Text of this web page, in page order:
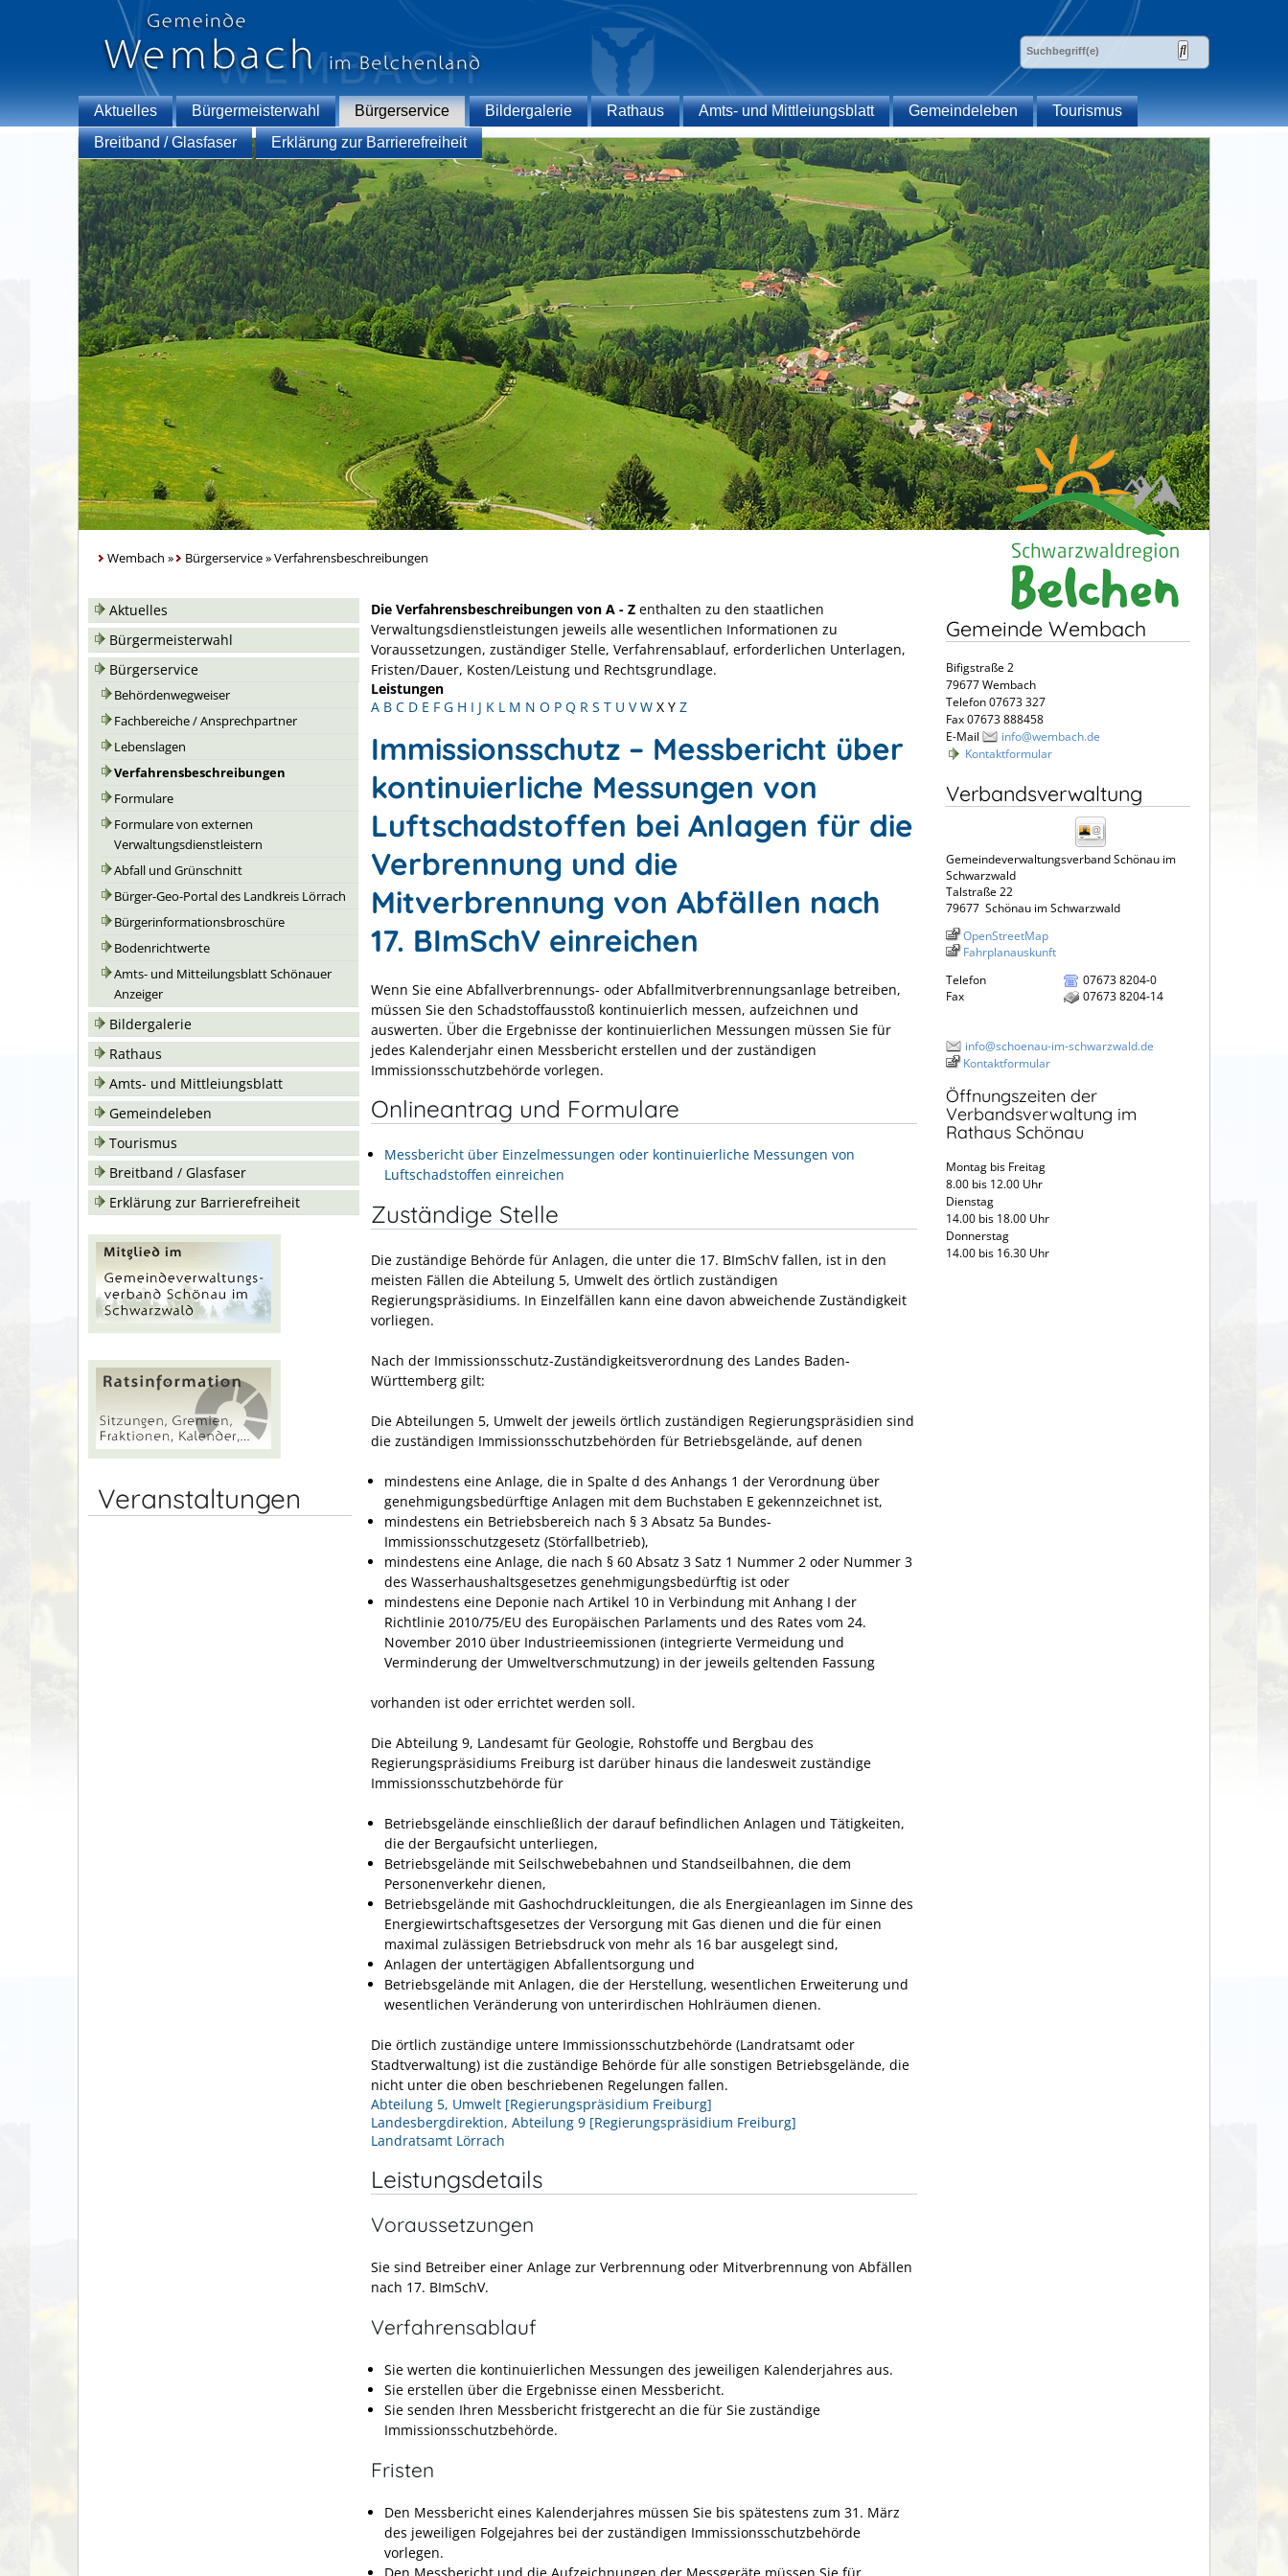
Aktuelles Bürgermeisterwahl Bürgerservice Bildergalerie Rathaus Amts- und Mittleiungsblatt Gemeindeleben
Tourismus
Breitband / Glasfaser
Erklärung zur Barrierefreiheit
Wembach » Bürgerservice»Verfahrensbeschreibungen
Aktuelles
Bürgermeisterwahl
Bürgerservice
Behördenwegweiser
Fachbereiche / Ansprechpartner
Lebenslagen
Verfahrensbeschreibungen
Formulare
Formulare von externen
Verwaltungsdienstleistern
Abfall und Grünschnitt
Bürger-Geo-Portal des Landkreis Lörrach
Bürgerinformationsbroschüre
Bodenrichtwerte
Amts- und Mitteilungsblatt Schönauer
Anzeiger
Bildergalerie
Rathaus
Amts- und Mittleiungsblatt
Gemeindeleben
Tourismus
Breitband / Glasfaser
Erklärung zur Barrierefreiheit
Veranstaltungen
Die Verfahrensbeschreibungen von A - Z enthalten zu den staatlichen
Verwaltungsdienstleistungen jeweils alle wesentlichen Informationen zu
Voraussetzungen, zuständiger Stelle, Verfahrensablauf, erforderlichen Unterlagen,
Fristen/Dauer, Kosten/Leistung und Rechtsgrundlage.
Leistungen
A B C D E F G H I J K L M N O P Q R S T U V W X Y Z
Immissionsschutz – Messbericht über
kontinuierliche Messungen von
Luftschadstoffen bei Anlagen für die
Verbrennung und die
Mitverbrennung von Abfällen nach
17. BImSchV einreichen
Wenn Sie eine Abfallverbrennungs- oder Abfallmitverbrennungsanlage betreiben,
müssen Sie den Schadstoffausstoß kontinuierlich messen, aufzeichnen und
auswerten. Über die Ergebnisse der kontinuierlichen Messungen müssen Sie für
jedes Kalenderjahr einen Messbericht erstellen und der zuständigen
Immissionsschutzbehörde vorlegen.
Onlineantrag und Formulare
Messbericht über Einzelmessungen oder kontinuierliche Messungen von
Luftschadstoffen einreichen
Zuständige Stelle
Die zuständige Behörde für Anlagen, die unter die 17. BImSchV fallen, ist in den
meisten Fällen die Abteilung 5, Umwelt des örtlich zuständigen
Regierungspräsidiums. In Einzelfällen kann eine davon abweichende Zuständigkeit
vorliegen.
Nach der Immissionsschutz-Zuständigkeitsverordnung des Landes Baden-
Württemberg gilt:
Die Abteilungen 5, Umwelt der jeweils örtlich zuständigen Regierungspräsidien sind
die zuständigen Immissionsschutzbehörden für Betriebsgelände, auf denen
mindestens eine Anlage, die in Spalte d des Anhangs 1 der Verordnung über
genehmigungsbedürftige Anlagen mit dem Buchstaben E gekennzeichnet ist,
mindestens ein Betriebsbereich nach § 3 Absatz 5a Bundes-
Immissionsschutzgesetz (Störfallbetrieb),
mindestens eine Anlage, die nach § 60 Absatz 3 Satz 1 Nummer 2 oder Nummer 3
des Wasserhaushaltsgesetzes genehmigungsbedürftig ist oder
mindestens eine Deponie nach Artikel 10 in Verbindung mit Anhang I der
Richtlinie 2010/75/EU des Europäischen Parlaments und des Rates vom 24.
November 2010 über Industrieemissionen (integrierte Vermeidung und
Verminderung der Umweltverschmutzung) in der jeweils geltenden Fassung
vorhanden ist oder errichtet werden soll.
Die Abteilung 9, Landesamt für Geologie, Rohstoffe und Bergbau des
Regierungspräsidiums Freiburg ist darüber hinaus die landesweit zuständige
Immissionsschutzbehörde für
Betriebsgelände einschließlich der darauf befindlichen Anlagen und Tätigkeiten,
die der Bergaufsicht unterliegen,
Betriebsgelände mit Seilschwebebahnen und Standseilbahnen, die dem
Personenverkehr dienen,
Betriebsgelände mit Gashochdruckleitungen, die als Energieanlagen im Sinne des
Energiewirtschaftsgesetzes der Versorgung mit Gas dienen und die für einen
maximal zulässigen Betriebsdruck von mehr als 16 bar ausgelegt sind,
Anlagen der untertägigen Abfallentsorgung und
Betriebsgelände mit Anlagen, die der Herstellung, wesentlichen Erweiterung und
wesentlichen Veränderung von unterirdischen Hohlräumen dienen.
Die örtlich zuständige untere Immissionsschutzbehörde (Landratsamt oder
Stadtverwaltung) ist die zuständige Behörde für alle sonstigen Betriebsgelände, die
nicht unter die oben beschriebenen Regelungen fallen.
Abteilung 5, Umwelt [Regierungspräsidium Freiburg]
Landesbergdirektion, Abteilung 9 [Regierungspräsidium Freiburg]
Landratsamt Lörrach
Leistungsdetails
Voraussetzungen
Sie sind Betreiber einer Anlage zur Verbrennung oder Mitverbrennung von Abfällen
nach 17. BImSchV.
Verfahrensablauf
Sie werten die kontinuierlichen Messungen des jeweiligen Kalenderjahres aus.
Sie erstellen über die Ergebnisse einen Messbericht.
Sie senden Ihren Messbericht fristgerecht an die für Sie zuständige
Immissionsschutzbehörde.
Fristen
Den Messbericht eines Kalenderjahres müssen Sie bis spätestens zum 31. März
des jeweiligen Folgejahres bei der zuständigen Immissionsschutzbehörde
vorlegen.
Den Messbericht und die Aufzeichnungen der Messgeräte müssen Sie für
Gemeinde Wembach
Bifigstraße 2
79677 Wembach
Telefon 07673 327
Fax 07673 888458
E-Mail
info@wembach.de
Kontaktformular
Verbandsverwaltung
Gemeindeverwaltungsverband Schönau im
Schwarzwald
Talstraße 22
79677 Schönau im Schwarzwald
OpenStreetMap
Fahrplanauskunft
Telefon
07673 8204-0
Fax
07673 8204-14
info@schoenau-im-schwarzwald.de
Kontaktformular
Öffnungszeiten der
Verbandsverwaltung im
Rathaus Schönau
Montag bis Freitag
8.00 bis 12.00 Uhr
Dienstag
14.00 bis 18.00 Uhr
Donnerstag
14.00 bis 16.30 Uhr